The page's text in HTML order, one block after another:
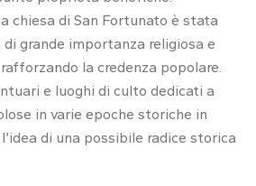
chiesa di San Fortunato è stata
di grande importanza religiosa e
la credenza popolare.
e luoghi di culto dedicati a
in varie epoche storiche in
di una possibile radice storica